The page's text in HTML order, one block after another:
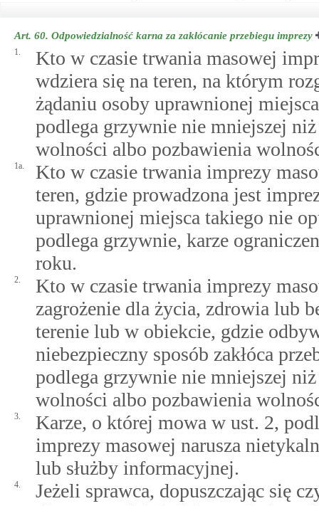
Art. 60. Odpowiedzialność karna za zakłócanie przebiegu imprezy
1.
Kto w czasie trwania masowej
wdziera się na teren, na którym
żądaniu osoby uprawnionej
podlega grzywnie nie mniejszej
wolności albo pozbawienia
1a.
Kto w czasie trwania imprezy
teren, gdzie prowadzona jest
uprawnionej miejsca takiego nie
podlega grzywnie, karze
roku.
2.
Kto w czasie trwania imprezy
zagrożenie dla życia, zdrowia lub
terenie lub w obiekcie, gdzie
niebezpieczny sposób zakłóca
podlega grzywnie nie mniejszej
wolności albo pozbawienia
3.
Karze, o której mowa w ust. 2,
imprezy masowej narusza
lub służby informacyjnej.
4.
Jeżeli sprawca, dopuszczając się